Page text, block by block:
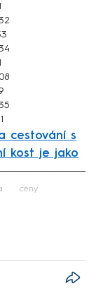
cestování s
kost je jako
ceny